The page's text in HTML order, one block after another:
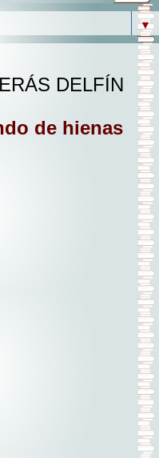
▼
DELFÍN
de hienas